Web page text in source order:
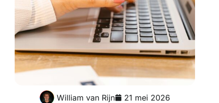
William van Rijn 21 mei 2026